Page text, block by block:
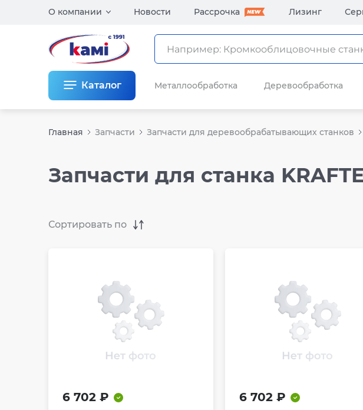
О компании Новости Рассрочка Лизинг
Каталог Металлообработка Деревообработка
Главная Запчасти Запчасти для деревообрабатывающих станков
Запчасти для станка
6 702 ₽ 6 702 ₽